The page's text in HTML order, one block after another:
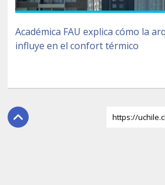
Académica FAU explica cómo la
influye en el confort térmico
https://